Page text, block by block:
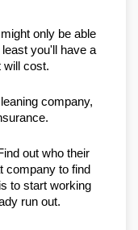
only be able
you'll have a
will cost.
company,
out who their
company to find
to start working
run out.